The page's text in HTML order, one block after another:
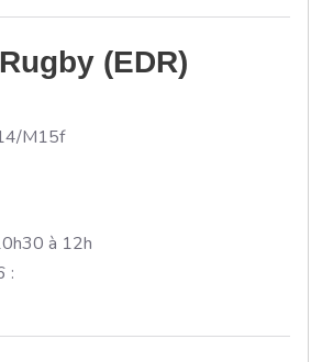
(EDR)
M15f
à 12h
: